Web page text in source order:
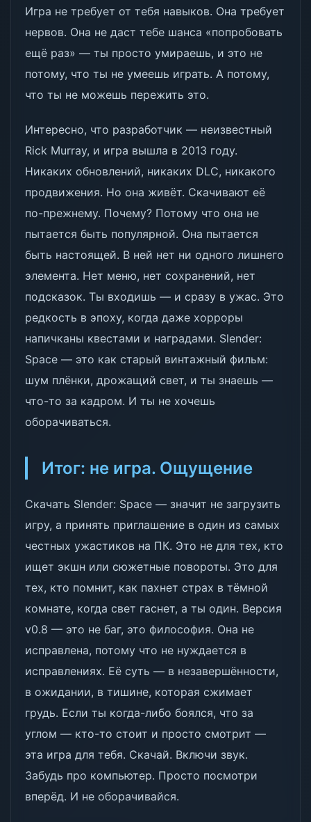
Игра не требует от тебя навыков. Она требует
нервов. Она не даст тебе шанса «попробовать
ещё раз» — ты просто умираешь, и это не
потому, что ты не умеешь играть. А потому,
что ты не можешь пережить это.
Интересно, что разработчик — неизвестный
Rick Murray, и игра вышла в 2013 году.
Никаких обновлений, никаких DLC, никакого
продвижения. Но она живёт. Скачивают её
по-прежнему. Почему? Потому что она не
пытается быть популярной. Она пытается
быть настоящей. В ней нет ни одного лишнего
элемента. Нет меню, нет сохранений, нет
подсказок. Ты входишь — и сразу в ужас. Это
редкость в эпоху, когда даже хорроры
напичканы квестами и наградами. Slender:
Space — это как старый винтажный фильм:
шум плёнки, дрожащий свет, и ты знаешь —
что-то за кадром. И ты не хочешь
оборачиваться.
Итог: не игра. Ощущение
Скачать Slender: Space — значит не загрузить
игру, а принять приглашение в один из самых
честных ужастиков на ПК. Это не для тех, кто
ищет экшн или сюжетные повороты. Это для
тех, кто помнит, как пахнет страх в тёмной
комнате, когда свет гаснет, а ты один. Версия
v0.8 — это не баг, это философия. Она не
исправлена, потому что не нуждается в
исправлениях. Её суть — в незавершённости,
в ожидании, в тишине, которая сжимает
грудь. Если ты когда-либо боялся, что за
углом — кто-то стоит и просто смотрит —
эта игра для тебя. Скачай. Включи звук.
Забудь про компьютер. Просто посмотри
вперёд. И не оборачивайся.